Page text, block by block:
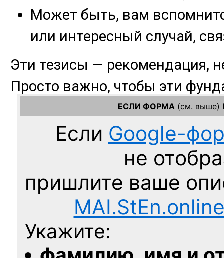
ЕСЛИ ФОРМА (см. выше)
Если Google-
не
пришлите ваше
Укажите: